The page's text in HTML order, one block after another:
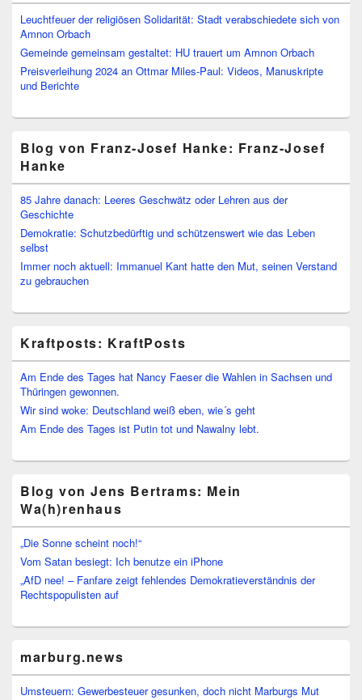
Leuchtfeuer der religiösen Solidarität: Stadt verabschiedete sich von
Amnon Orbach
Gemeinde gemeinsam gestaltet: HU trauert um Amnon Orbach
Preisverleihung 2024 an Ottmar Miles-Paul: Videos, Manuskripte
und Berichte
Blog von Franz-Josef Hanke: Franz-Josef
Hanke
85 Jahre danach: Leeres Geschwätz oder Lehren aus der
Geschichte
Demokratie: Schutzbedürftig und schützenswert wie das Leben
selbst
Immer noch aktuell: Immanuel Kant hatte den Mut, seinen Verstand
zu gebrauchen
Kraftposts: KraftPosts
Am Ende des Tages hat Nancy Faeser die Wahlen in Sachsen und
Thüringen gewonnen.
Wir sind woke: Deutschland weiß eben, wie´s geht
Am Ende des Tages ist Putin tot und Nawalny lebt.
Blog von Jens Bertrams: Mein
Wa(h)renhaus
„Die Sonne scheint noch!“
Vom Satan besiegt: Ich benutze ein iPhone
„AfD nee! – Fanfare zeigt fehlendes Demokratieverständnis der
Rechtspopulisten auf
marburg.news
Umsteuern: Gewerbesteuer gesunken, doch nicht Marburgs Mut